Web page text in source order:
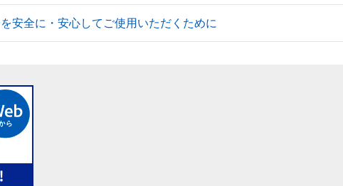
安全に・安心してご使用いただくために